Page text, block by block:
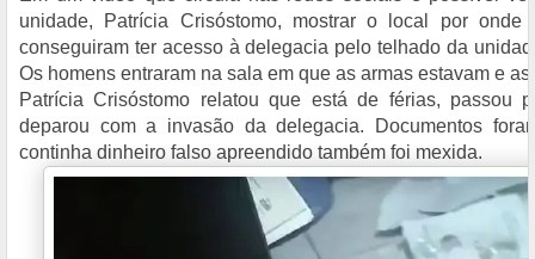
unidade, Patrícia Crisóstomo, mostrar o local por onde
conseguiram ter acesso à delegacia pelo telhado da
Os homens entraram na sala em que as armas estavam e
Patrícia Crisóstomo relatou que está de férias, passou
deparou com a invasão da delegacia. Documentos
continha dinheiro falso apreendido também foi mexida.